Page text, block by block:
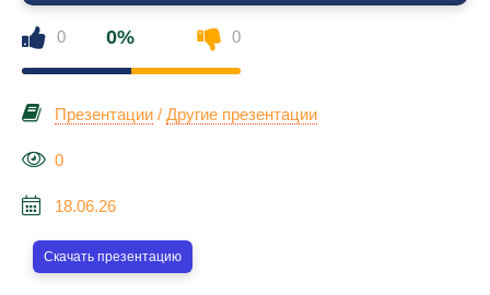
0 0% 0
Презентации / Другие презентации
0
18.06.26
Скачать презентацию